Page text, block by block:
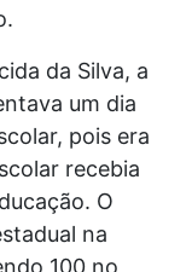
da Silva, a
um dia
pois era
recebia
O
na
100 no